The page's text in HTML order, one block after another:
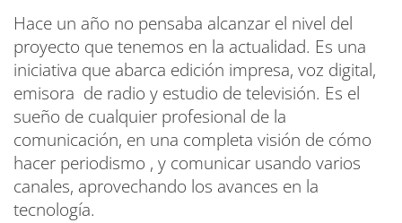
Hace un año no pensaba alcanzar el nivel del
proyecto que tenemos en la actualidad. Es una
iniciativa que abarca edición impresa, voz digital,
emisora de radio y estudio de televisión. Es el
sueño de cualquier profesional de la
comunicación, en una completa visión de cómo
hacer periodismo , y comunicar usando varios
canales, aprovechando los avances en la
tecnología.